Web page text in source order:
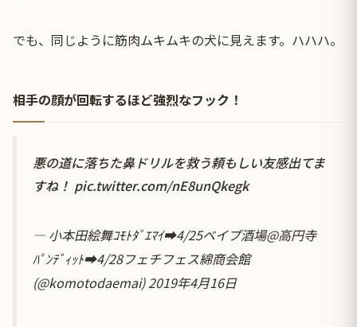
でも、同じように筋肉ムキムキの犬に見えます。ハハハ。
相手の顔が回転するほど強烈なフック！
悪の道に落ちた鼻ドリルを救う頼もしい友感出てま
すね！ pic.twitter.com/nE8unQkegk
— 小本田絵舞ｺﾓﾄﾀﾞｴﾏｲ➡4/25ベイプ酒場@高円寺
ﾊﾟﾝﾃﾞｨｯﾄ➡4/28フェチフェス綿商会館
(@komotodaemai)2019年4月16日